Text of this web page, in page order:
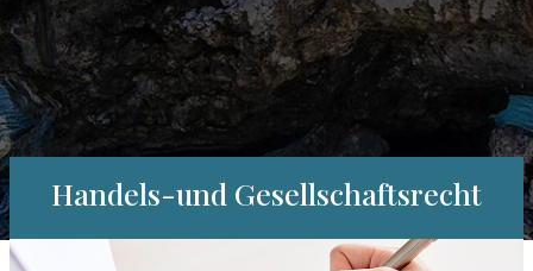
Handels-und Gesellschaftsrecht